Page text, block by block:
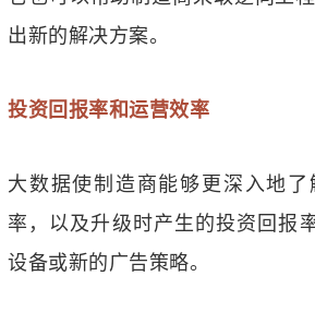
出新的解决方案。
投资回报率和运营效率
大数据使制造商能够更深入地
率，以及升级时产生的投资回报
设备或新的广告策略。